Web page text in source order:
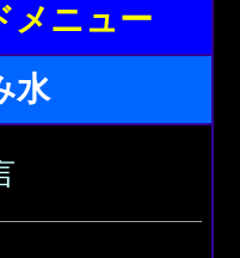
メニュー
水